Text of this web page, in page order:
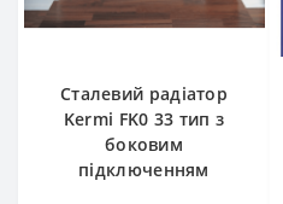
Сталевий радіатор
Kermi FK0 33 тип з
боковим
підключенням